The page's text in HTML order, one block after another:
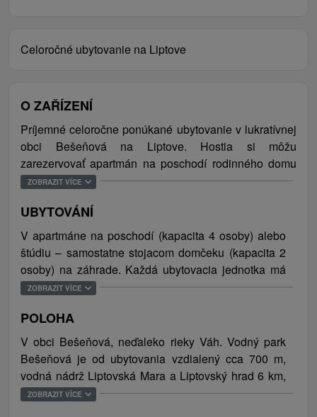
Celoročné ubytovanie na Liptove
O ZAŘÍZENÍ
Príjemné celoročne ponúkané ubytovanie v lukratívnej
obci Bešeňová na Liptove. Hostia si môžu
zarezervovať apartmán na poschodí rodinného domu
alebo štúdio v samostatne stojacom domčeku na
moderný kuchynský kút s jedálenským sedením a
samostatné sociálne zariadenie. Bezplatné pripojenie
na internet je riešené prostredníctvom WiFi siete. V
záhrade je k využitiu terasa s grilom a vonkajším
posedením, detský kútik s hračkami a uzamykateľná
garáž na úschovu bicyklov a iného športového
vybavenia. Parkovanie (2 miesta) je zriadené priamo v
deťmi a stredne veľké skupiny priateľov. Fajčenie,
nadmerný hluk ani domáce zvieratá nie sú povolené.
Vďaka ideálnej polohe je Bešeňová vhodná pre
ZOBRAZIT VÍCE
UBYTOVÁNÍ
V apartmáne na poschodí (kapacita 4 osoby) alebo
štúdiu – samostatne stojacom domčeku (kapacita 2
osoby) na záhrade. Každá ubytovacia jednotka má
vlastnú kúpeľňu (toaleta, sprchový kút, umývadlo,
pre celkovo 6 osôb.
ZOBRAZIT VÍCE
POLOHA
V obci Bešeňová, neďaleko rieky Váh. Vodný park
Bešeňová je od ubytovania vzdialený cca 700 m,
vodná nádrž Liptovská Mara a Liptovský hrad 6 km,
Archeoskanzen Havránok asi 7,5 km.
ZOBRAZIT VÍCE